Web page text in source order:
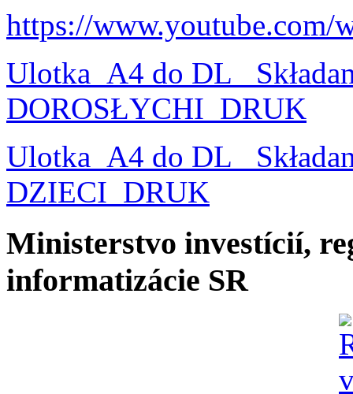
https://www.youtube.com/
Ulotka_A4 do DL_
DOROSŁYCHI_DRUK
Ulotka_A4 do DL_
DZIECI_DRUK
Ministerstvo investícií,
informatizácie SR